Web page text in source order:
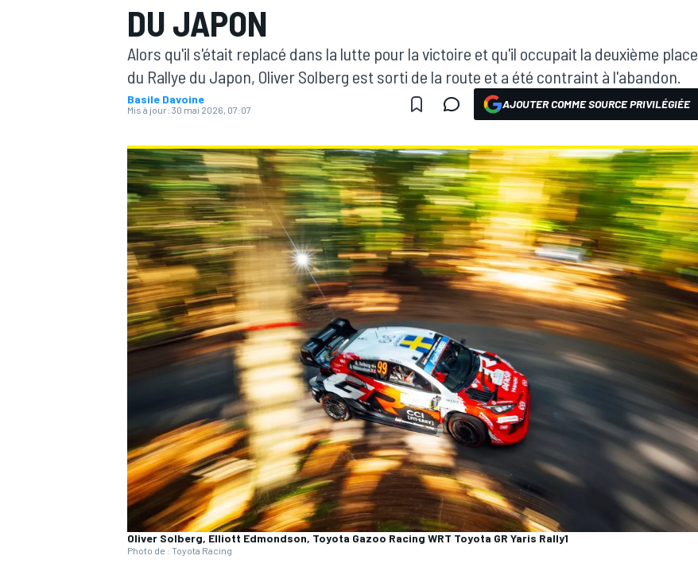
DU JAPON
Alors qu'il s'était replacé dans la lutte pour la victoire et qu'il occupait la deuxième place
du Rallye du Japon, Oliver Solberg est sorti de la route et a été contraint à l'abandon.
Basile Davoine
Mis à jour: 30 mai 2026, 07:07 AJOUTER COMME SOURCE PRIVILÉGIÉE
Oliver Solberg, Elliott Edmondson, Toyota Gazoo Racing WRT Toyota GR Yaris Rally1
Photo de : Toyota Racing